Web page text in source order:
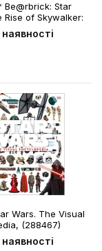
Star
Rise of Skywalker:
(100% &
Wars. The Visual
(288467)